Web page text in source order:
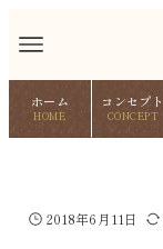
ホーム
HOME
コンセプト
CONCEPT
2018年6月11日